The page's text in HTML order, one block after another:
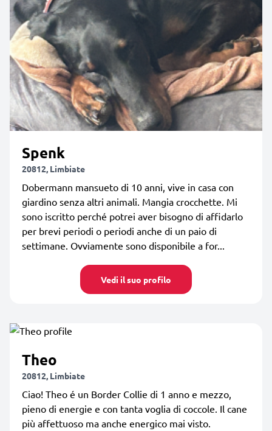
Spenk
20812, Limbiate
Dobermann mansueto di 10 anni, vive in casa con
giardino senza altri animali. Mangia crocchette. Mi
sono iscritto perché potrei aver bisogno di affidarlo
per brevi periodi o periodi anche di un paio di
settimane. Ovviamente sono disponibile a for...
Vedi il suo profilo
Theo
20812, Limbiate
Ciao! Theo é un Border Collie di 1 anno e mezzo,
pieno di energie e con tanta voglia di coccole. Il cane
più affettuoso ma anche energico mai visto.